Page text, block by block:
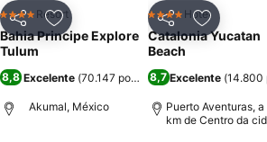
multilingue, serviços de casamento, SPA,
academia, câmbio, aluguer de
para reuniões / conferências, clube para
gratuitos. Não autoriza a entrada de
PartilharAdicionar aos favoritos
4 EstrelasResort
Bahia Principe Explore
Tulum
8,8 Excelente (70.147 pontuações)
Akumal, México
Partilhar
4 EstrelasHotel
Catalonia Yucatan
Beach
8,7 Excelente (14.800
Puerto Aventuras,
km de Centro da